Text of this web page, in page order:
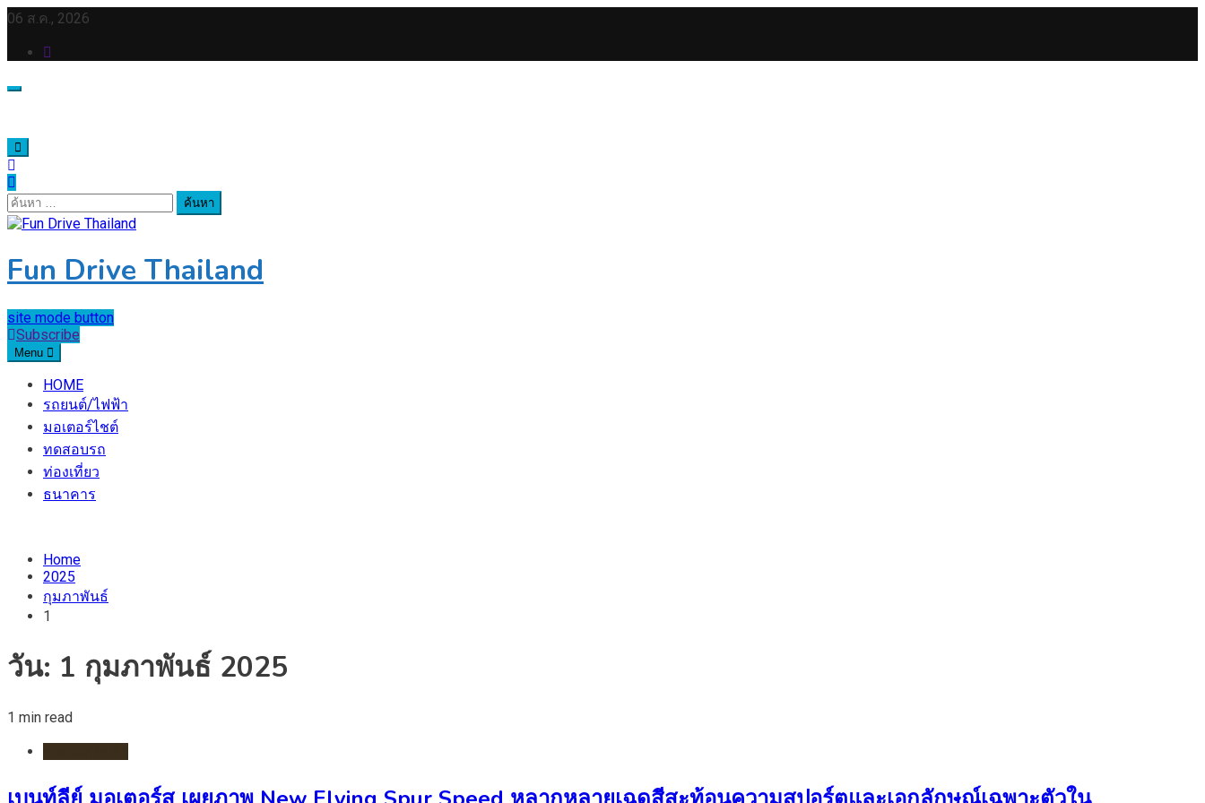
Skip
content
06 ส.ค., 2026
ค้นหา
สำหรับ:
Fun Drive Thailand
site mode button
Subscribe
Menu
HOME
รถยนต์/ไฟฟ้า
มอเตอร์ไชต์
ทดสอบรถ
ท่องเที่ยว
ธนาคาร
Home
2025
กุมภาพันธ์
1
วัน: 1 กุมภาพันธ์ 2025
1 min read